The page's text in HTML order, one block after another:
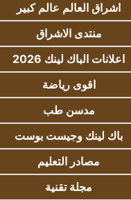
اشراق العالم عالم كبير
منتدى الاشراق
اعلانات الباك لينك 2026
اقوى رياضة
مدسن طب
باك لينك وجيست بوست
مصادر التعليم
مجلة تقنية